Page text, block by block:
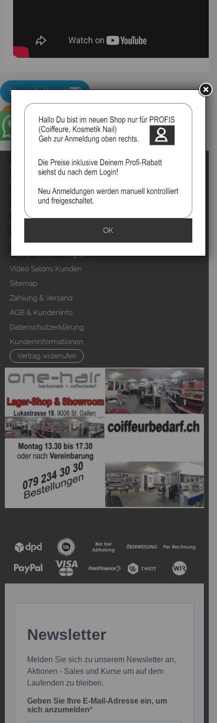
Impressum
Kontakt
Anmelden
Über uns
Video`s
Marken
Mood Partner Programm
Video Salons Kunden
Sitemap
Zahlung & Versand
AGB & Kundeninfo
Datenschutzerklärung
Kundeninformationen
Vertrag widerrufen
OK